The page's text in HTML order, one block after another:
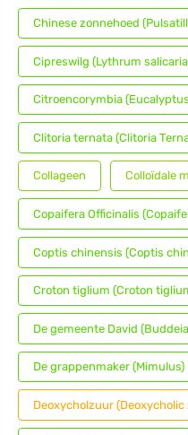
Chinese zonnehoed
Cipreswilg (Lythrum
Citroencorymbia
Clitoria ternata (Clitoria
Collageen Colloïdale
Copaifera Officinalis
Coptis chinensis (Coptis
Croton tiglium (Croton
De gemeente David
De grappenmaker (Mimulus)
Deoxycholzuur (Deoxycholic